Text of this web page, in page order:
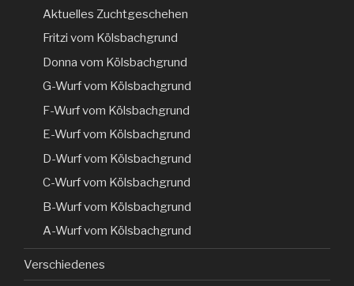
Aktuelles Zuchtgeschehen
Fritzi vom Kölsbachgrund
Donna vom Kölsbachgrund
G-Wurf vom Kölsbachgrund
F-Wurf vom Kölsbachgrund
E-Wurf vom Kölsbachgrund
D-Wurf vom Kölsbachgrund
C-Wurf vom Kölsbachgrund
B-Wurf vom Kölsbachgrund
A-Wurf vom Kölsbachgrund
Verschiedenes